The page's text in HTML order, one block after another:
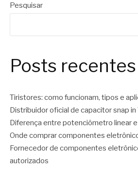
Pesquisar
Posts recentes
Tiristores: como funcionam, tipos e
Distribuidor oficial de capacitor snap in
Diferença entre potenciômetro linear
Onde comprar componentes
Fornecedor de componentes
autorizados